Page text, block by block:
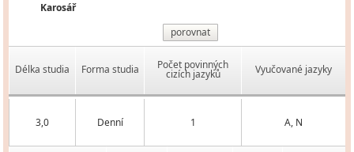
Karosář
porovnat
Délka studia Forma studia Počet povinných
cizích jazyků Vyučované jazyky
3,0 Denní 1 A, N